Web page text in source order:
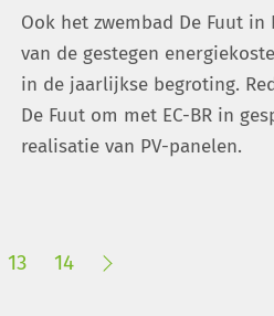
Ook het zwembad De Fuut
van de gestegen
in de jaarlijkse begroting.
De Fuut om met EC-BR in
realisatie van PV-panelen.
13 14